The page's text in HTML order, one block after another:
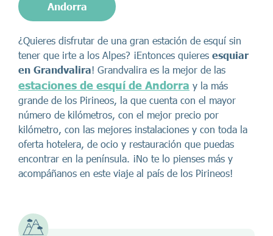
Andorra
¿Quieres disfrutar de una gran estación de esquí sin
tener que irte a los Alpes? ¡Entonces quieres esquiar
en Grandvalira! Grandvalira es la mejor de las
estaciones de esquí de Andorra y la más
grande de los Pirineos, la que cuenta con el mayor
número de kilómetros, con el mejor precio por
kilómetro, con las mejores instalaciones y con toda la
oferta hotelera, de ocio y restauración que puedas
encontrar en la península. ¡No te lo pienses más y
acompáñanos en este viaje al país de los Pirineos!